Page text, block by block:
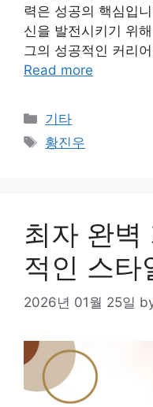
력은 성공의 핵심입
신을 발전시키기 위
그의 성공적인 커리
Read more
Categories
기타
Tags
황진우
최자 완벽
적인 스타
2026년 01월 25일